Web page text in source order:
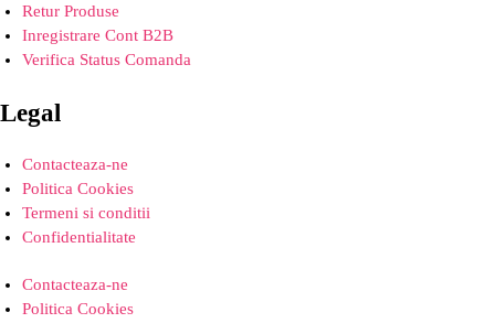
Retur Produse
Inregistrare Cont B2B
Verifica Status Comanda
Legal
Contacteaza-ne
Politica Cookies
Termeni si conditii
Confidentialitate
Contacteaza-ne
Politica Cookies